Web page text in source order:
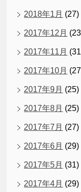
2018年1月 (27)
2017年12月
2017年11月
2017年10月
2017年9月 (25)
2017年8月 (25)
2017年7月 (27)
2017年6月 (29)
2017年5月 (31)
2017年4月 (29)